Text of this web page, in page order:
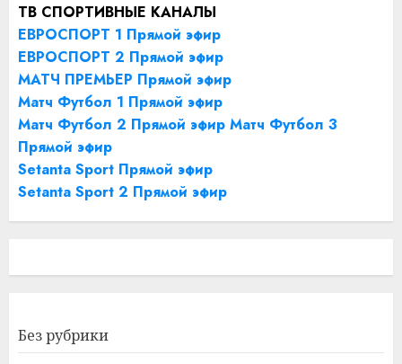
ТВ СПОРТИВНЫЕ КАНАЛЫ
ЕВРОСПОРТ 1 Прямой эфир
ЕВРОСПОРТ 2 Прямой эфир
МАТЧ ПРЕМЬЕР Прямой эфир
Матч Футбол 1 Прямой эфир
Матч Футбол 2 Прямой эфир Матч Футбол 3
Прямой эфир
Setanta Sport Прямой эфир
Setanta Sport 2 Прямой эфир
Без рубрики